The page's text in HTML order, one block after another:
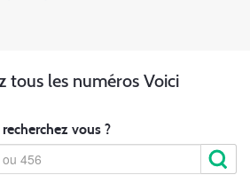
tous les numéros Voici
vous ?